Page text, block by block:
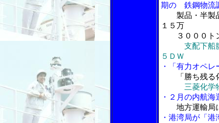
期の 鉄鋼物流
製品・半製
１５万
３０００ト
支配下船
５ＤＷ
・「有力オペ
「勝ち残
三菱化
・２月の内航
地方運輸局
・港湾局が「